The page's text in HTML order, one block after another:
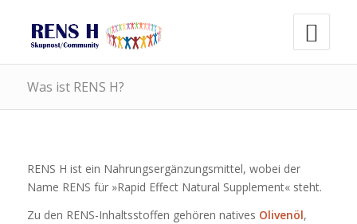
Was ist RENS H?
RENS H ist ein Nahrungsergänzungsmittel, wobei der
Name RENS für »Rapid Effect Natural Supplement« steht.
Zu den RENS-Inhaltsstoffen gehören natives Olivenöl,